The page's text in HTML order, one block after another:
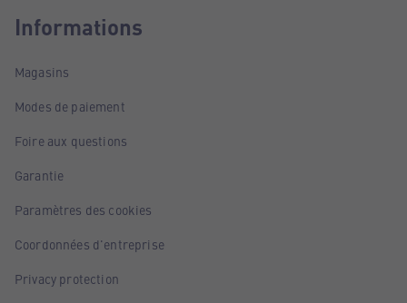
Informations
Magasins
Modes de paiement
Foire aux questions
Garantie
Paramètres des cookies
Coordonnées d'entreprise
Privacy protection